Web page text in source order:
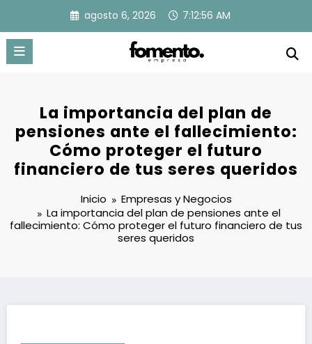
contenido
agosto 6, 2026 7:12:57 AM
La importancia del plan de
pensiones ante el fallecimiento:
Cómo proteger el futuro
financiero de tus seres queridos
Inicio
Empresas y Negocios
La importancia del plan de pensiones ante el
fallecimiento: Cómo proteger el futuro financiero de tus
seres queridos